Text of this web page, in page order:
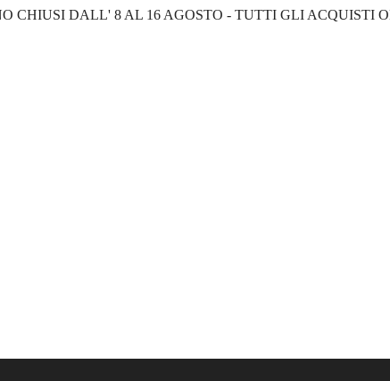
CHIUSI DALL' 8 AL 16 AGOSTO - TUTTI GLI ACQUISTI